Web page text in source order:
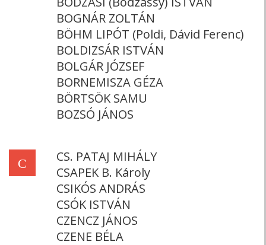
BOGNÁR ZOLTÁN
BÖHM LIPÓT (Poldi, Dávid Ferenc)
BOLDIZSÁR ISTVÁN
BOLGÁR JÓZSEF
BORNEMISZA GÉZA
BÖRTSÖK SAMU
BOZSÓ JÁNOS
C
CS. PATAJ MIHÁLY
CSAPEK B. Károly
CSIKÓS ANDRÁS
CSÓK ISTVÁN
CZENCZ JÁNOS
CZENE BÉLA